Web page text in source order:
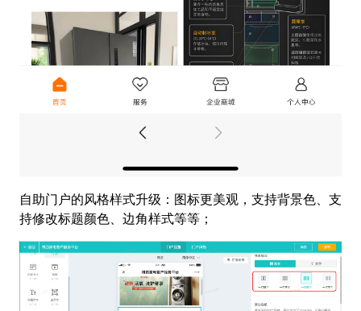
自助门户的风格样式升级：图标更美观，支持背景色、支
持修改标题颜色、边角样式等等；